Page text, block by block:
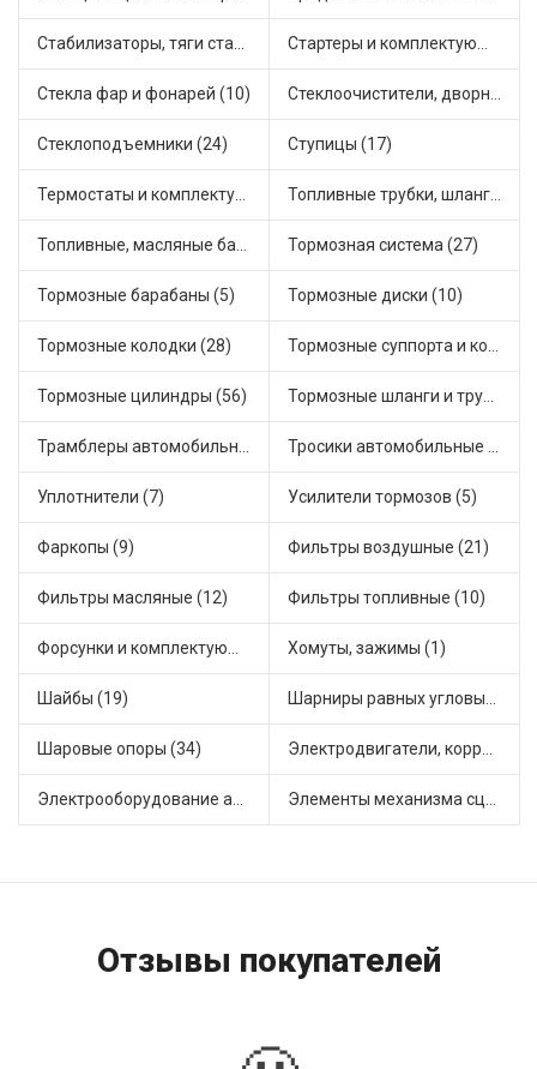
Стабилизаторы, тяги стабилизатора, стойки стабилиз (3) Стартеры и комплектующие (63)
Стекла фар и фонарей (10) Стеклоочистители, дворники (1)
Стеклоподъемники (24) Ступицы (17)
Термостаты и комплектующие системы охлаждения (76) Топливные трубки, шланги, магистрали и рампы (4)
Топливные, масляные баки (1) Тормозная система (27)
Тормозные барабаны (5) Тормозные диски (10)
Тормозные колодки (28) Тормозные суппорта и комплектующие (2)
Тормозные цилиндры (56) Тормозные шланги и трубки (15)
Трамблеры автомобильные (47) Тросики автомобильные (45)
Уплотнители (7) Усилители тормозов (5)
Фаркопы (9) Фильтры воздушные (21)
Фильтры масляные (12) Фильтры топливные (10)
Форсунки и комплектующие (1) Хомуты, зажимы (1)
Шайбы (19) Шарниры равных угловых скоростей, приводные валы (19)
Шаровые опоры (34) Электродвигатели, корректоры и приводы автомобильн (26)
Электрооборудование автомобилей (32) Элементы механизма сцепления (96)
Отзывы покупателей